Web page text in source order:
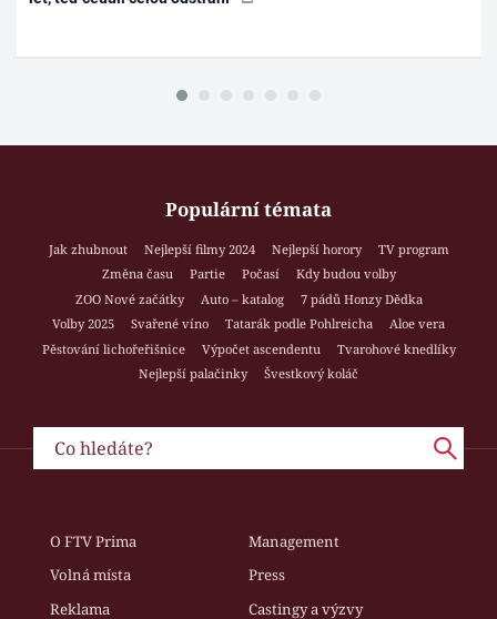
Populární témata
Jak zhubnout Nejlepší filmy 2024 Nejlepší horory
TV program
Změna času
Partie Počasí
Kdy budou volby
ZOO Nové začátky
Auto – katalog
7 pádů Honzy Dědka
Volby 2025
Svařené víno Tatarák podle Pohlreicha
Aloe vera
Pěstování lichořeřišnice
Výpočet ascendentu
Tvarohové knedlíky
Nejlepší palačinky
Švestkový koláč
O FTV Prima
Management
Volná místa
Press
Reklama
Castingy a výzvy